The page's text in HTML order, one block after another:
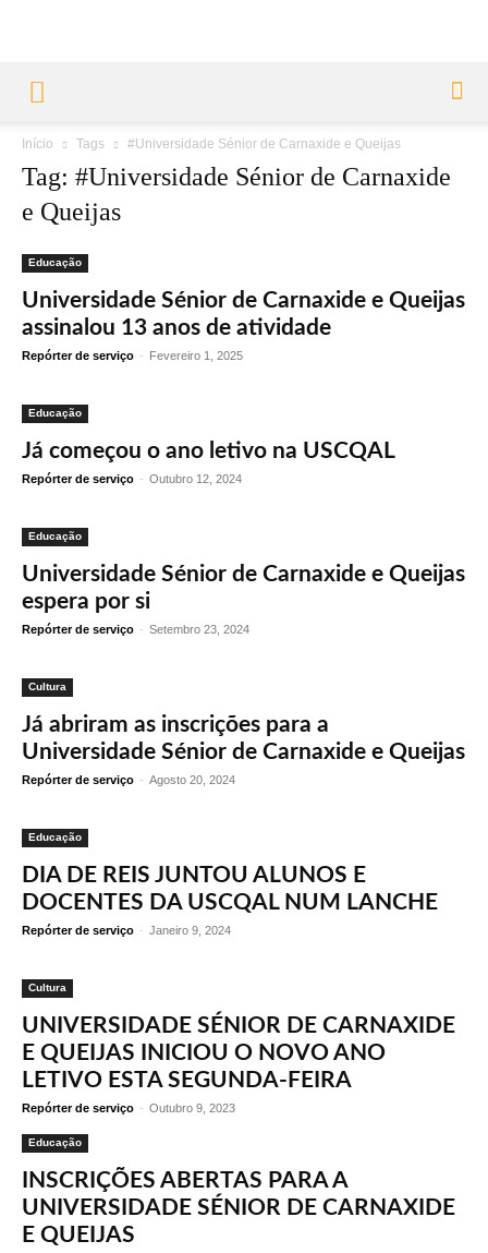
Início Tags #Universidade Sénior de Carnaxide e Queijas
Tag: #Universidade Sénior de Carnaxide
e Queijas
Educação
Universidade Sénior de Carnaxide e Queijas
assinalou 13 anos de atividade
Repórter de serviço - Fevereiro 1, 2025
Educação
Já começou o ano letivo na USCQAL
Repórter de serviço - Outubro 12, 2024
Educação
Universidade Sénior de Carnaxide e Queijas
espera por si
Repórter de serviço - Setembro 23, 2024
Cultura
Já abriram as inscrições para a
Universidade Sénior de Carnaxide e Queijas
Repórter de serviço - Agosto 20, 2024
Educação
DIA DE REIS JUNTOU ALUNOS E
DOCENTES DA USCQAL NUM LANCHE
Repórter de serviço - Janeiro 9, 2024
Cultura
UNIVERSIDADE SÉNIOR DE CARNAXIDE
E QUEIJAS INICIOU O NOVO ANO
LETIVO ESTA SEGUNDA-FEIRA
Repórter de serviço - Outubro 9, 2023
Educação
INSCRIÇÕES ABERTAS PARA A
UNIVERSIDADE SÉNIOR DE CARNAXIDE
E QUEIJAS